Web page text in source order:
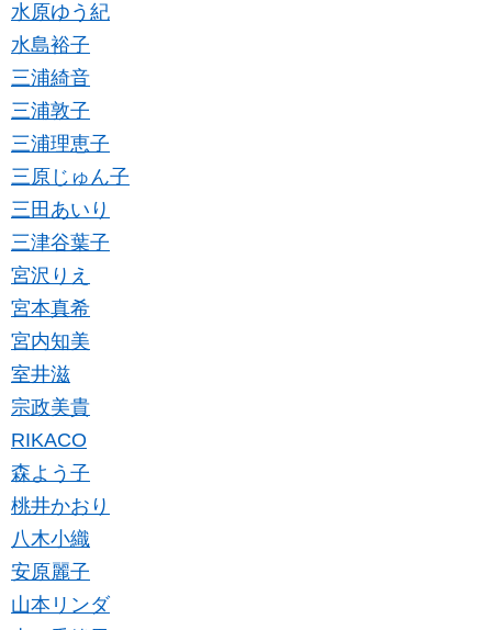
水原ゆう紀
水島裕子
三浦綺音
三浦敦子
三浦理恵子
三原じゅん子
三田あいり
三津谷葉子
宮沢りえ
宮本真希
宮内知美
室井滋
宗政美貴
RIKACO
森よう子
桃井かおり
八木小織
安原麗子
山本リンダ